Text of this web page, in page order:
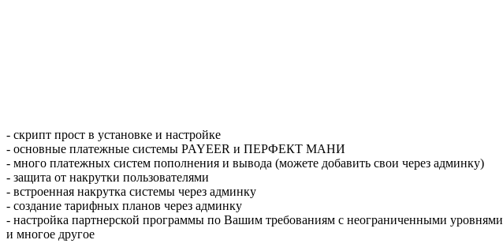
- скрипт прост в установке и настройке
- основные платежные системы PAYEER и ПЕРФЕКТ МАНИ
- много платежных систем пополнения и вывода (можете добавить свои через админку)
- защита от накрутки пользователями
- встроенная накрутка системы через админку
- создание тарифных планов через админку
- настройка партнерской программы по Вашим требованиям с неограниченными уровнями
и многое другое